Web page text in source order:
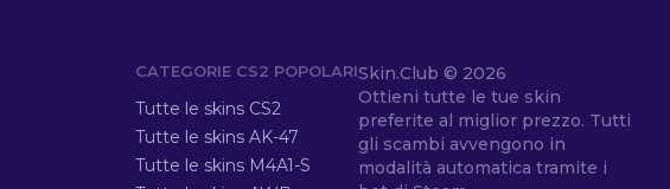
CATEGORIE CS2 POPOLARI
Tutte le skins CS2
Tutte le skins AK-47
Tutte le skins M4A1-S
Skin.Club © 2026
Ottieni tutte le tue skin
preferite al miglior prezzo. Tutti
gli scambi avvengono in
modalità automatica tramite i